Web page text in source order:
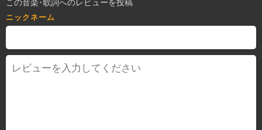
この音楽･歌詞へのレビューを投稿
ニックネーム